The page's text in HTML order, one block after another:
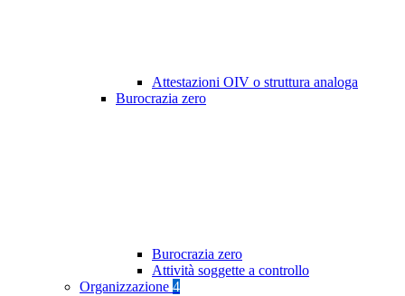
Attestazioni OIV o struttura analoga
Burocrazia zero
Burocrazia zero
Attività soggette a controllo
Organizzazione 4